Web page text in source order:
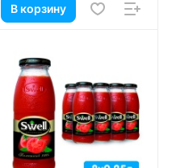
В корзину